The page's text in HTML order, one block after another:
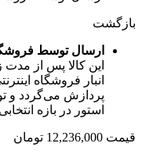
بازگشت
ارسال توسط
این کالا پس از
انبار فروشگاه
پردازش می‌گردد و
استور در بازه
قیمت 12,236,000 تومان